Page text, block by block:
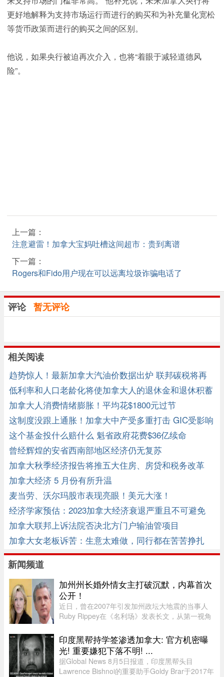
更好地解释为支持市场运行而进行的购买和为补充量化宽松
等货币政策而进行的购买之间的区别。
他说，如果央行被迫再次介入，也将“着眼于减轻道德风
险”。
上一篇：
注意避雷！加拿大宝妈吐槽这间超市：贵到离谱
下一篇：
Rogers和Fido用户现在可以远离垃圾诈骗电话了
评论 暂无评论
相关阅读
趋势惊人！最新加拿大汽油价数据出炉 联邦碳税将再
添一把火 ...
低利率和人口老龄化将使加拿大人的退休金和退休积蓄
缩水
加拿大人消费情绪膨胀！平均花$1800元过节
这制度没跟上通胀！加拿大中产受多重打击 GIC受影响
这个基金投什么赔什么 魁省政府花费$36亿续命
曾经辉煌的安省西南部地区经济仍无复苏
加拿大秋季经济报告将推五大住房、房贷和税务改革
加拿大经济 5 月份有所升温
麦当劳、沃尔玛股市表现亮眼！美元大涨！
经济学家预估：2023加拿大经济衰退严重且不可避免
加拿大联邦上诉法院否决北方门户输油管项目
加拿大女老板诉苦：生意太难做，同行都在苦苦挣扎
新闻频道
加州州长婚外情女主打破沉默，内幕首次
公开！
近日，曾在2007年引发加州政坛大地震的当事人
Ruby Rippey在《名利场》发表长文，从第一视角
Gavin Newsom的一段婚外情。这段尘封多年的往
事再次被推向风口浪尖。Gavin New ...
印度黑帮持学签渗透加拿大: 官方机密曝
光! 重要嫌犯下落不明! ...
据Global News 8月5日报道，印度黑帮头目
Lawrence Bishnoi的重要助手Goldy Brar于2017年